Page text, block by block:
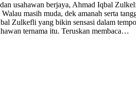
usahawan berjaya, Ahmad Iqbal
masih muda, dek amanah serta
Zulkefli yang bikin sensasi dalam
ternama itu. Teruskan membaca…